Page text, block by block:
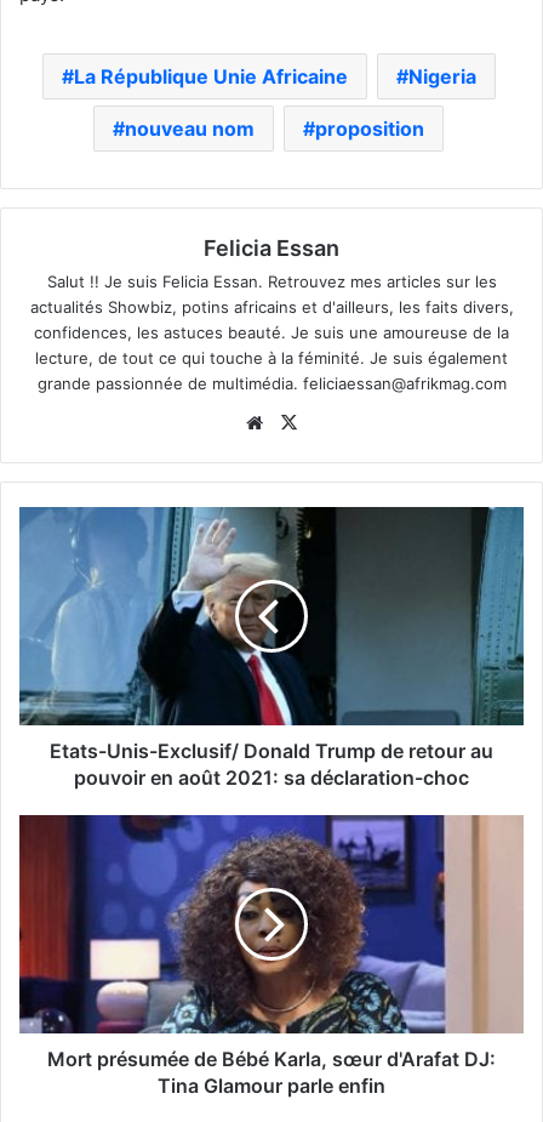
La République Unie Africaine Nigeria
nouveau nom proposition
Felicia Essan
Salut !! Je suis Felicia Essan. Retrouvez mes articles sur les
actualités Showbiz, potins africains et d'ailleurs, les faits divers,
confidences, les astuces beauté. Je suis une amoureuse de la
lecture, de tout ce qui touche à la féminité. Je suis également
grande passionnée de multimédia. feliciaessan@afrikmag.com
Website
Etats-Unis-Exclusif/ Donald Trump de retour au
pouvoir en août 2021: sa déclaration-choc
Mort présumée de Bébé Karla, sœur d'Arafat DJ:
Tina Glamour parle enfin